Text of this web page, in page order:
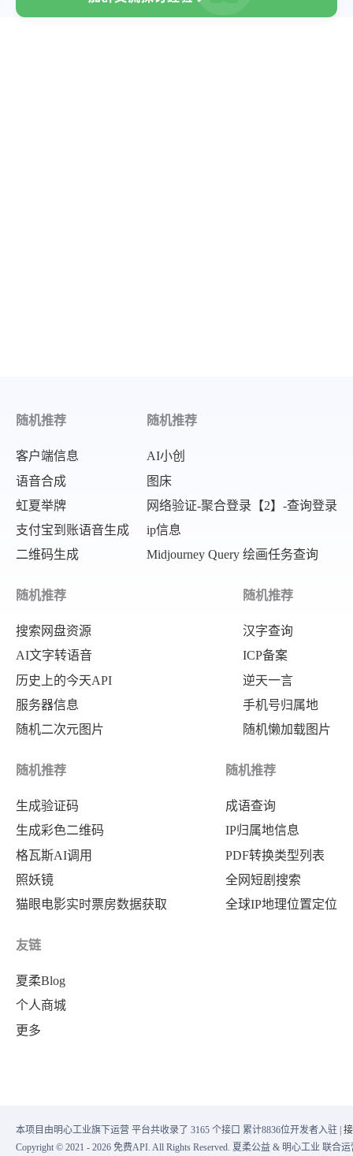
随机推荐
客户端信息
语音合成
虹夏举牌
支付宝到账语音生成
二维码生成
随机推荐
AI小创
图床
网络验证-聚合登录【2】-查询登录
ip信息
Midjourney Query 绘画任务查询
随机推荐
搜索网盘资源
AI文字转语音
历史上的今天API
服务器信息
随机二次元图片
随机推荐
汉字查询
ICP备案
逆天一言
手机号归属地
随机懒加载图片
随机推荐
生成验证码
生成彩色二维码
格瓦斯AI调用
照妖镜
猫眼电影实时票房数据获取
随机推荐
成语查询
IP归属地信息
PDF转换类型列表
全网短剧搜索
全球IP地理位置定位
友链
夏柔Blog
个人商城
更多
本项目由明心工业旗下运营 平台共收录了 3165 个接口 累计8836位开发者入驻 |
Copyright © 2021 - 2026 免费API. All Rights Reserved. 夏柔公益 & 明心工业 联合